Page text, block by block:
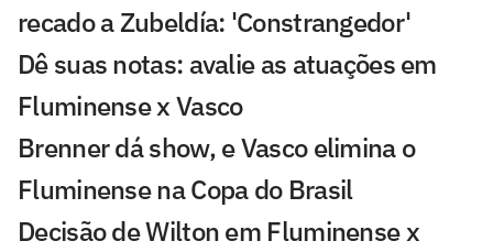
recado a Zubeldía: 'Constrangedor'
Dê suas notas: avalie as atuações em
Fluminense x Vasco
Brenner dá show, e Vasco elimina o
Fluminense na Copa do Brasil
Decisão de Wilton em Fluminense x